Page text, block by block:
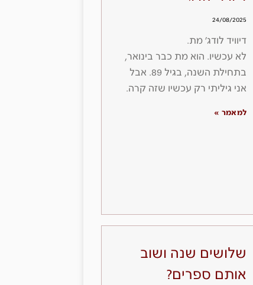
24/08/2025
דיוויד לודג׳ מת.
לא עכשיו. הוא מת כבר בינואר,
בתחילת השנה, בגיל 89. אבל
אני גיליתי רק עכשיו שזה קרה.
למאמר »
שלושים שנה ושוב
אותם ספרים?